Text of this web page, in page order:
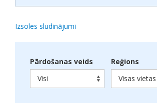
Izsoles sludinājumi
Pārdošanas veids
Visi
Reģions
Visas vietas